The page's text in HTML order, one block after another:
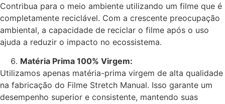
Contribua para o meio ambiente utilizando um filme que é
completamente reciclável. Com a crescente preocupação
ambiental, a capacidade de reciclar o filme após o uso
ajuda a reduzir o impacto no ecossistema.
Matéria Prima 100% Virgem:
Utilizamos apenas matéria-prima virgem de alta qualidade
na fabricação do Filme Stretch Manual. Isso garante um
desempenho superior e consistente, mantendo suas